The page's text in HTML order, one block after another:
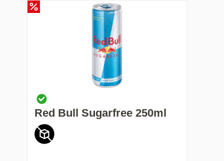
Red Bull Sugarfree 250ml